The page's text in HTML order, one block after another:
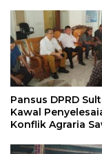
Pansus DPRD
Kawal
Konflik Agraria